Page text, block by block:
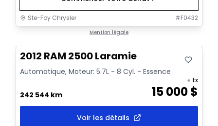
Ste-Foy Chrysler #F0432
Mention légale
2012 RAM 2500 Laramie
Automatique, Moteur: 5.7L - 8 Cyl. - Essence
242 544 km 15 000$
+ tx
Voir les détails